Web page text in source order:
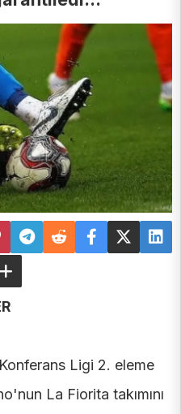
Ligi 2. eleme
La Fiorita takımını